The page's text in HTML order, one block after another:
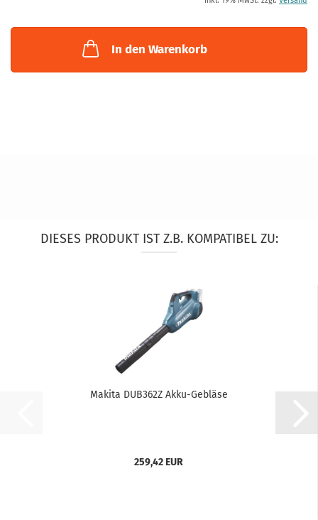
In den Warenkorb
DIESES PRODUKT IST Z.B. KOMPATIBEL ZU:
Makita DUB362Z Akku-Gebläse
259,42 EUR